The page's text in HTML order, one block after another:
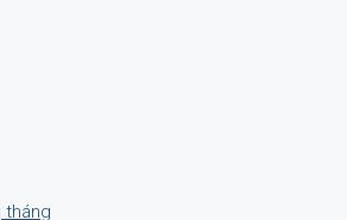
tháng